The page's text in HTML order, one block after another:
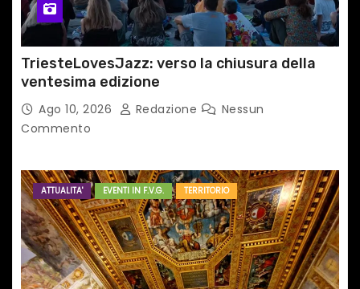
TriesteLovesJazz: verso la chiusura della
ventesima edizione
Ago 10, 2026 Redazione
Nessun
Commento
ATTUALITA' EVENTI IN F.V.G. TERRITORIO